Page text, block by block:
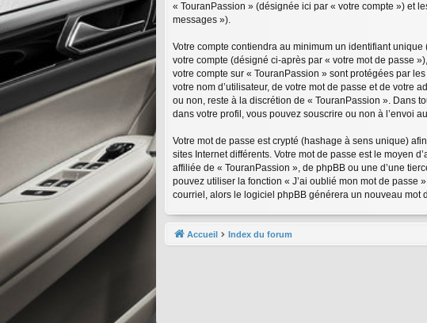
« TouranPassion » (désignée ici par « votre compte ») et
messages »).
Votre compte contiendra au minimum un identifiant
votre compte (désigné ci-après par « votre mot de passe
votre compte sur « TouranPassion » sont protégées par
votre nom d’utilisateur, de votre mot de passe et de votre
ou non, reste à la discrétion de « TouranPassion ». Dans
dans votre profil, vous pouvez souscrire ou non à l’envoi
Votre mot de passe est crypté (hashage à sens unique)
sites Internet différents. Votre mot de passe est le moyen
affiliée de « TouranPassion », de phpBB ou une d’une
pouvez utiliser la fonction « J’ai oublié mon mot de passe
courriel, alors le logiciel phpBB générera un nouveau mot
Accueil Index du forum